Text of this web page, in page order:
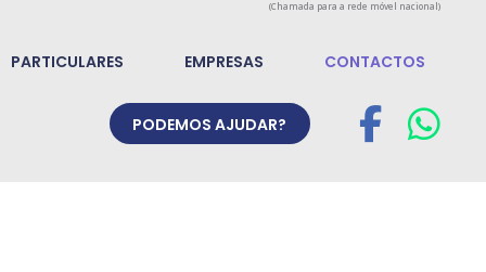
PARTICULARES EMPRESAS CONTACTOS
PODEMOS AJUDAR?